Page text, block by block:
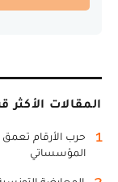
المقالات الأكثر
1
حرب الأرقام
المؤسساتي